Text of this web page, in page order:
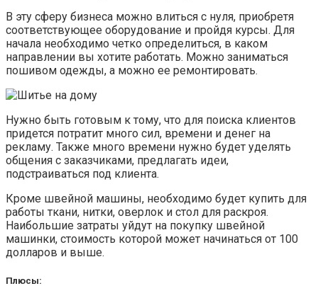
В эту сферу бизнеса можно влиться с нуля, приобретя
соответствующее оборудование и пройдя курсы. Для
начала необходимо четко определиться, в каком
направлении вы хотите работать. Можно заниматься
пошивом одежды, а можно ее ремонтировать.
Нужно быть готовым к тому, что для поиска клиентов
придется потратит много сил, времени и денег на
рекламу. Также много времени нужно будет уделять
общения с заказчиками, предлагать идеи,
подстраиваться под клиента.
Кроме швейной машины, необходимо будет купить для
работы ткани, нитки, оверлок и стол для раскроя.
Наибольшие затраты уйдут на покупку швейной
машинки, стоимость которой может начинаться от 100
долларов и выше.
Плюсы: